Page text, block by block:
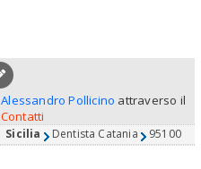
Pollicino attraverso il
Sicilia Dentista Catania 95100